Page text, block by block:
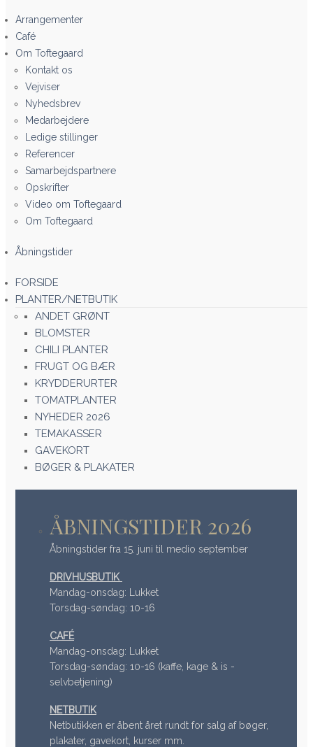
Arrangementer
Café
Om Toftegaard
Kontakt os
Vejviser
Nyhedsbrev
Medarbejdere
Ledige stillinger
Referencer
Samarbejdspartnere
Opskrifter
Video om Toftegaard
Om Toftegaard
Åbningstider
FORSIDE
PLANTER/NETBUTIK
ANDET GRØNT
BLOMSTER
CHILI PLANTER
FRUGT OG BÆR
KRYDDERURTER
TOMATPLANTER
NYHEDER 2026
TEMAKASSER
GAVEKORT
BØGER & PLAKATER
ÅBNINGSTIDER 2026
Åbningstider fra 15. juni til medio september
DRIVHUSBUTIK
Mandag-onsdag: Lukket
Torsdag-søndag: 10-16
CAFÉ
Mandag-onsdag: Lukket
Torsdag-søndag: 10-16 (kaffe, kage & is -
selvbetjening)
NETBUTIK
Netbutikken er åbent året rundt for salg af bøger,
plakater, gavekort, kurser mm.